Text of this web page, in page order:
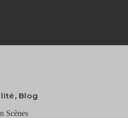
, Blog
Scènes